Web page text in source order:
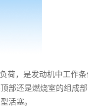
，是发动机中工作条
部还是燃烧室的组成部
活塞。